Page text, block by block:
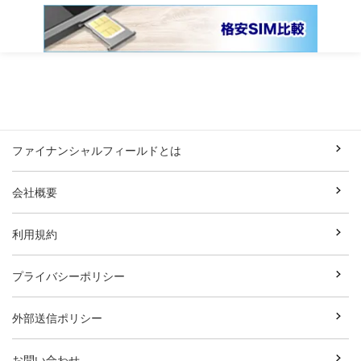
ファイナンシャルフィールドとは
会社概要
利用規約
プライバシーポリシー
外部送信ポリシー